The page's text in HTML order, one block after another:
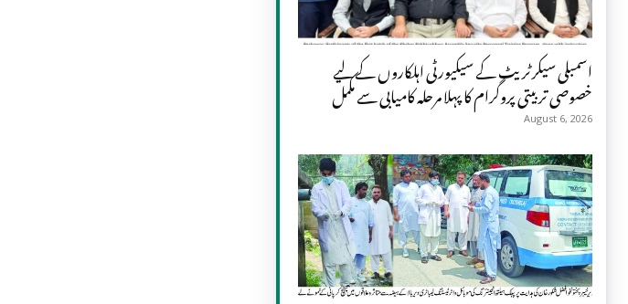
اسمبلی سیکرٹریٹ کے سیکیورٹی اہلکاروں کے لیے
خصوصی تربیتی پروگرام کا پہلا مرحلہ کامیابی سے مکمل
August 6, 2026